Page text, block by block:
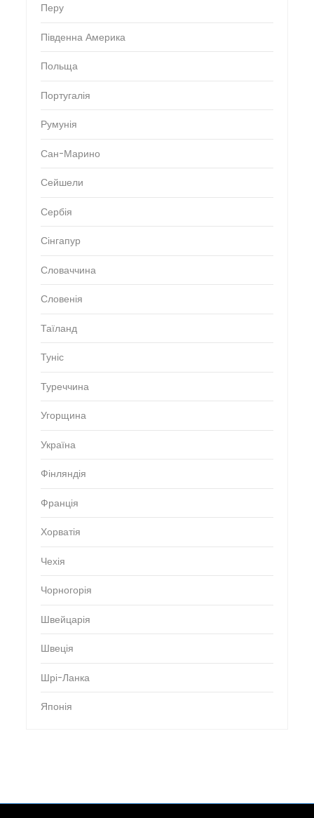
Перу
Південна Америка
Польща
Португалія
Румунія
Сан-Марино
Сейшели
Сербія
Сінгапур
Словаччина
Словенія
Таїланд
Туніс
Туреччина
Угорщина
Україна
Фінляндія
Франція
Хорватія
Чехія
Чорногорія
Швейцарія
Швеція
Шрі-Ланка
Японія